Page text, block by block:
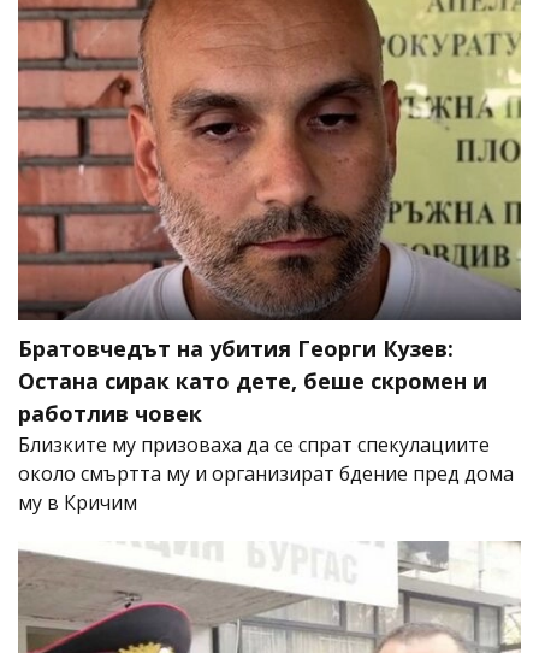
Братовчедът на убития Георги Кузев:
Остана сирак като дете, беше скромен и
работлив човек
Близките му призоваха да се спрат спекулациите
около смъртта му и организират бдение пред дома
му в Кричим